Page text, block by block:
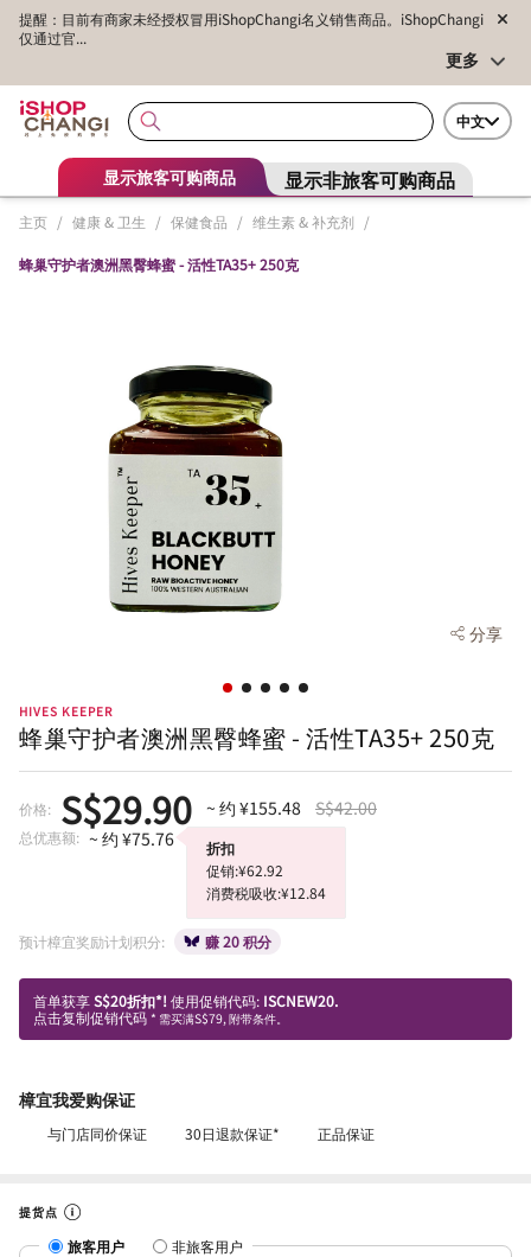
提醒：目前有商家未经授权冒用iShopChangi名义销售商品。iShopChangi
仅通过官...
更多
中文
显示旅客可购商品 显示非旅客可购商品
主页 / 健康 & 卫生 / 保健食品 / 维生素 & 补充剂 /
蜂巢守护者澳洲黑臀蜂蜜 - 活性TA35+ 250克
分享
HIVES KEEPER
蜂巢守护者澳洲黑臀蜂蜜 - 活性TA35+ 250克
价格: S$29.90 ~ 约 ¥155.48 S$42.00
总优惠额: ~ 约 ¥75.76
折扣
促销:¥62.92
消费税吸收:¥12.84
预计樟宜奖励计划积分: 赚 20 积分
首单获享S$20折扣*! 使用促销代码: ISCNEW20.
点击复制促销代码 * 需买满S$79, 附带条件。
樟宜我爱购保证
与门店同价保证 30日退款保证* 正品保证
提货点
旅客用户 非旅客用户